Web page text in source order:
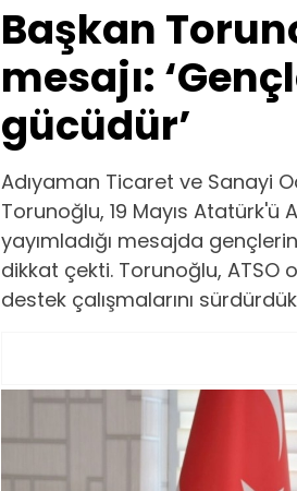
Başkan
mesajı:
gücüdür’
Adıyaman Ticaret ve Sanayi
Torunoğlu, 19 Mayıs Atatürk'ü
yayımladığı mesajda
dikkat çekti. Torunoğlu,
destek çalışmalarını